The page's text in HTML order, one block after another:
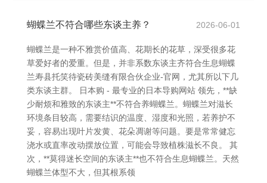
蝴蝶兰不符合哪些东谈主养？ 2026-06-01
蝴蝶兰是一种不雅赏价值高、花期长的花草，深受很多花
草爱好者的爱重。但是，并非系数东谈主齐符合生息蝴蝶
兰寿县托笑待瓷砖美缝有限合伙企业-官网，尤其所以下几
类东谈主群。 日本购 - 最专业的日本导购网站 领先，**缺
少耐烦和雅致的东谈主**不符合养蝴蝶兰。蝴蝶兰对滋长
环境条目较高，需要结识的温度、湿度和光照，若养护不
妥，容易出现叶片发黄、花朵凋谢等问题。要是常常健忘
浇水或直率改动摆放位置，可能会导致植株滋长不良。 其
次，**莫得迷长空间的东谈主**也不符合生息蝴蝶兰。天然
蝴蝶兰体型不大，但其根系领